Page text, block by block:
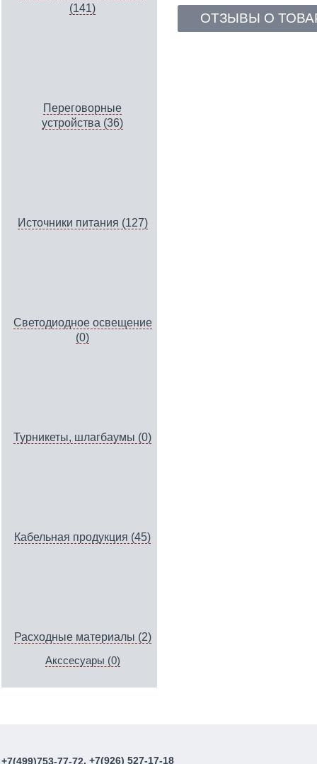
(141)
Переговорные
устройства (36)
Источники питания (127)
Светодиодное освещение
(0)
Турникеты, шлагбаумы (0)
Кабельная продукция (45)
Расходные материалы (2)
Акссесуары (0)
ОТЗЫВЫ О
+7(499)753-77-72, +7(926) 527-17-18